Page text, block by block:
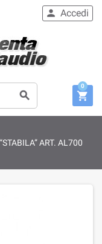

 Accedi

0
ART. AL700